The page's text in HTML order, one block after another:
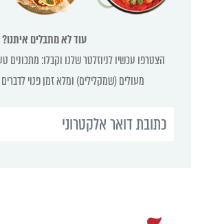
עוד לא מתבלים איתנו?
הצטרפו עכשיו לניוזלטר שלנו וקבלו: מתכונים
מעולים (שמקלילים) ומלא זמן פנוי